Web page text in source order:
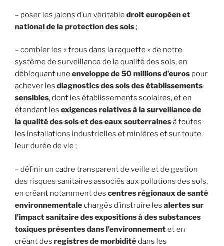
– poser les jalons d’un véritable droit européen et
national de la protection des sols;
– combler les « trous dans la raquette » de notre
système de surveillance de la qualité des sols, en
débloquant une enveloppe de 50 millions d’euros pour
achever les diagnostics des sols des établissements
sensibles, dont les établissements scolaires, et en
étendant les exigences relatives à la surveillance de
la qualité des sols et des eaux souterrainesà toutes
les installations industrielles et minières et sur toute
leur durée de vie ;
– définir un cadre transparent de veille et de gestion
des risques sanitaires associés aux pollutions des sols,
en créant notamment des centres régionaux de santé
environnementalechargés d’instruire les alertes sur
l’impact sanitaire des expositions à des substances
toxiques présentes dans l’environnementet en
créant des registres de morbiditédans les